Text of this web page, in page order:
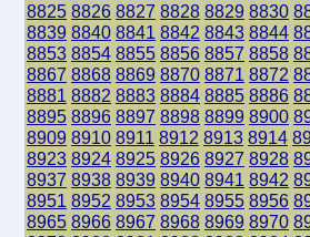
8825 8826 8827 8828 8829 8830
8839 8840 8841 8842 8843 8844
8853 8854 8855 8856 8857 8858
8867 8868 8869 8870 8871 8872
8881 8882 8883 8884 8885 8886
8895 8896 8897 8898 8899 8900
8909 8910 8911 8912 8913 8914
8923 8924 8925 8926 8927 8928
8937 8938 8939 8940 8941 8942
8951 8952 8953 8954 8955 8956
8965 8966 8967 8968 8969 8970